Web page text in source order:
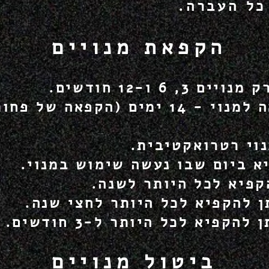
כל העברה.
הקפאת מנויים
6 ו-12 חודשים.
רטרואקטיבית.
ביום שבו נעשה שימוש במנוי.
לכל היותר לשנה.
להקפיא לכל היותר לחצי שנה.
ביטול מנויים